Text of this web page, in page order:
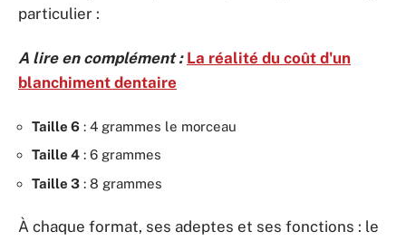
particulier :
A lire en complément : La réalité du coût d'un
blanchiment dentaire
Taille 6 : 4 grammes le morceau
Taille 4 : 6 grammes
Taille 3 : 8 grammes
À chaque format, ses adeptes et ses fonctions : le